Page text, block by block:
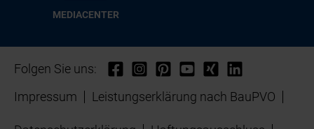
ME­DIA­CEN­TER
Folgen Sie uns:
Impressum
Leistungserklärung nach BauPVO